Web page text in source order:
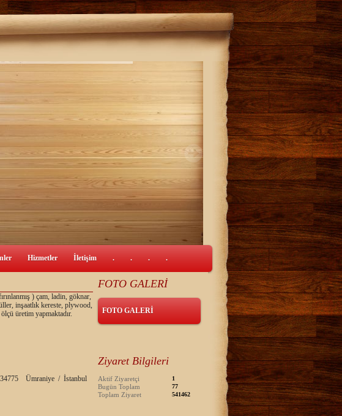
Hizmetler İletişim . . . .
) çam, ladin, göknar,
inşaatlık kereste, plywood,
ölçü üretim yapmaktadır.
Ümraniye / İstanbul
FOTO GALERİ
FOTO GALERİ
Ziyaret Bilgileri
Aktif Ziyaretçi 1
Bugün Toplam 77
Toplam Ziyaret 541462